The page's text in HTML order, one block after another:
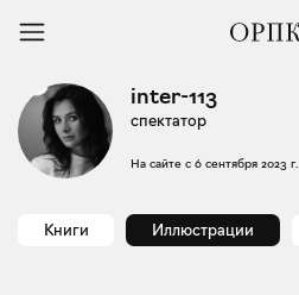
inter-113
спектатор
На сайте с 6 сентября 2023 г.
Книги Иллюстрации